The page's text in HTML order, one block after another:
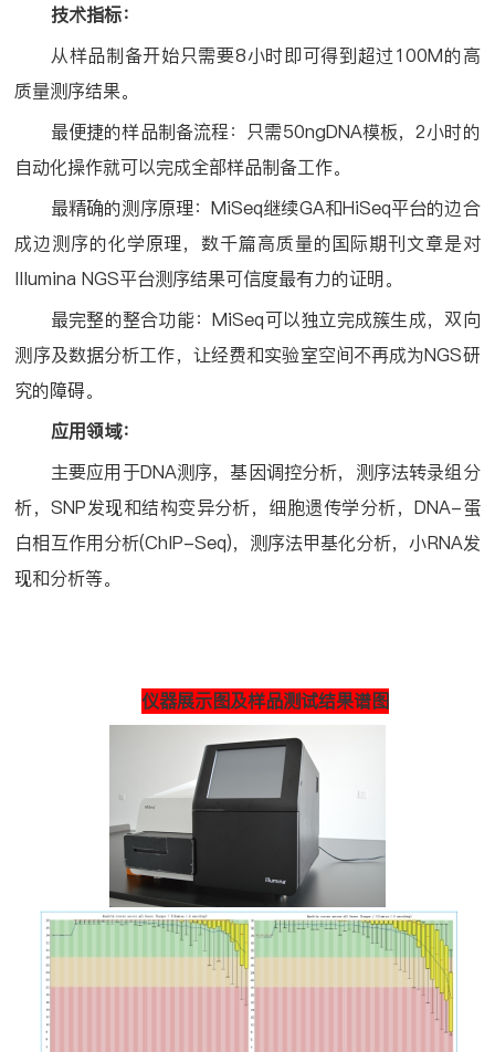
技术指标：
从样品制备开始只需要8小时即可得到超过100M的高
质量测序结果。
最便捷的样品制备流程：只需50ngDNA模板，2小时的
自动化操作就可以完成全部样品制备工作。
最精确的测序原理：MiSeq继续GA和HiSeq平台的边合
成边测序的化学原理，数千篇高质量的国际期刊文章是对
Illumina NGS平台测序结果可信度最有力的证明。
最完整的整合功能：MiSeq可以独立完成簇生成，双向
测序及数据分析工作，让经费和实验室空间不再成为NGS研
究的障碍。
应用领域：
主要应用于DNA测序，基因调控分析，测序法转录组分
析，SNP发现和结构变异分析，细胞遗传学分析，DNA-蛋
白相互作用分析(ChIP-Seq)，测序法甲基化分析，小RNA发
现和分析等。
仪器展示图及样品测试结果谱图